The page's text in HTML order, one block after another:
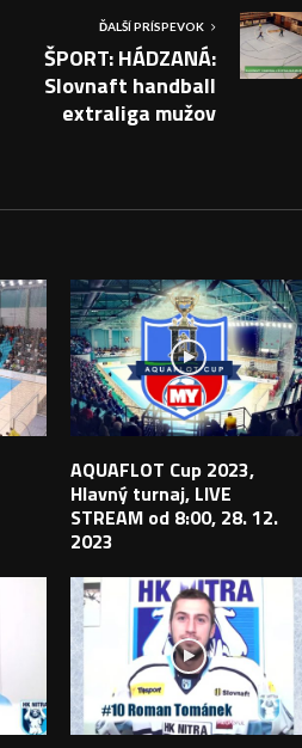
ĎALŠÍ PRÍSPEVOK
ŠPORT: HÁDZANÁ:
Slovnaft handball
extraliga mužov
AQUAFLOT Cup 2023,
Hlavný turnaj, LIVE
STREAM od 8:00, 28. 12.
2023